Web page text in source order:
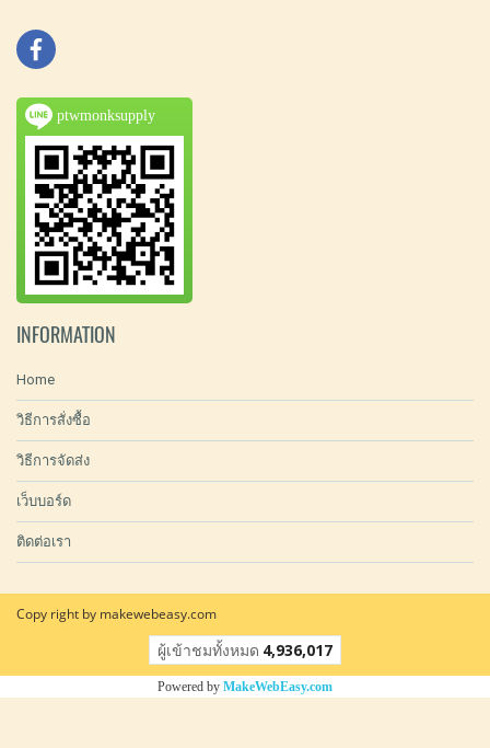
ptwmonksupply
INFORMATION
Home
วิธีการสั่งซื้อ
วิธีการจัดส่ง
เว็บบอร์ด
ติดต่อเรา
Copy right by makewebeasy.com
ผู้เข้าชมวันนี้ 2,806
Powered by MakeWebEasy.com